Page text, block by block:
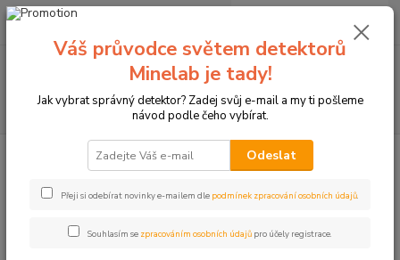
Hledat
+420774877333
0 Kč
Kategorie blogu
Detektory
Lukostřelba
Váš průvodce světem detektorů
Minelab je tady!
Jak vybrat správný detektor? Zadej svůj e-mail a my ti pošleme
návod podle čeho vybírat.
Odeslat
Přeji si odebírat novinky e-mailem dle podmínek zpracování osobních údajů.
Souhlasím se zpracováním osobních údajů pro účely registrace.